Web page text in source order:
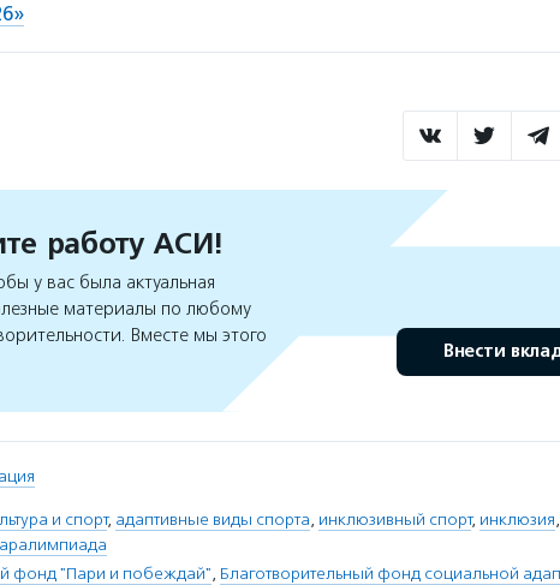
работу АСИ!
у вас была актуальная
материалы по любому
Вместе мы этого
Внести
и спорт, адаптивные виды спорта, инклюзивный спорт, инклюзия,
фонд "Пари и побеждай", Благотворительный фонд социальной